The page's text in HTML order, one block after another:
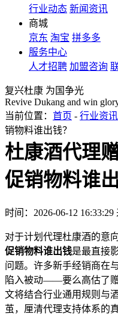
行业动态 新闻资讯
商城
京东 淘宝 拼多多
服务中心
人才招聘 加盟咨询
复兴杜康 为国争光
Revive Dukang and win
当前位置： 首页 - 行业资讯
销物料谁出钱？
杜康酒代理
促销物料谁出
时间：2026-06-12 16:33:29
对于计划代理杜康酒的意
促销物料谁出钱是最直接
问题。许多新手经销商在
陷入被动——要么高估了
文将结合行业通用规则与
茧，厘清代理支持体系的